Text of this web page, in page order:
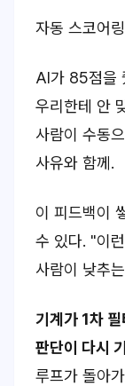
자동 스코어
AI가 85점을
우리한테 안
사람이 수동
사유와 함께.
이 피드백이
수 있다. "이
사람이 낮추
기계가 1차
판단이 다시
루프가 돌아